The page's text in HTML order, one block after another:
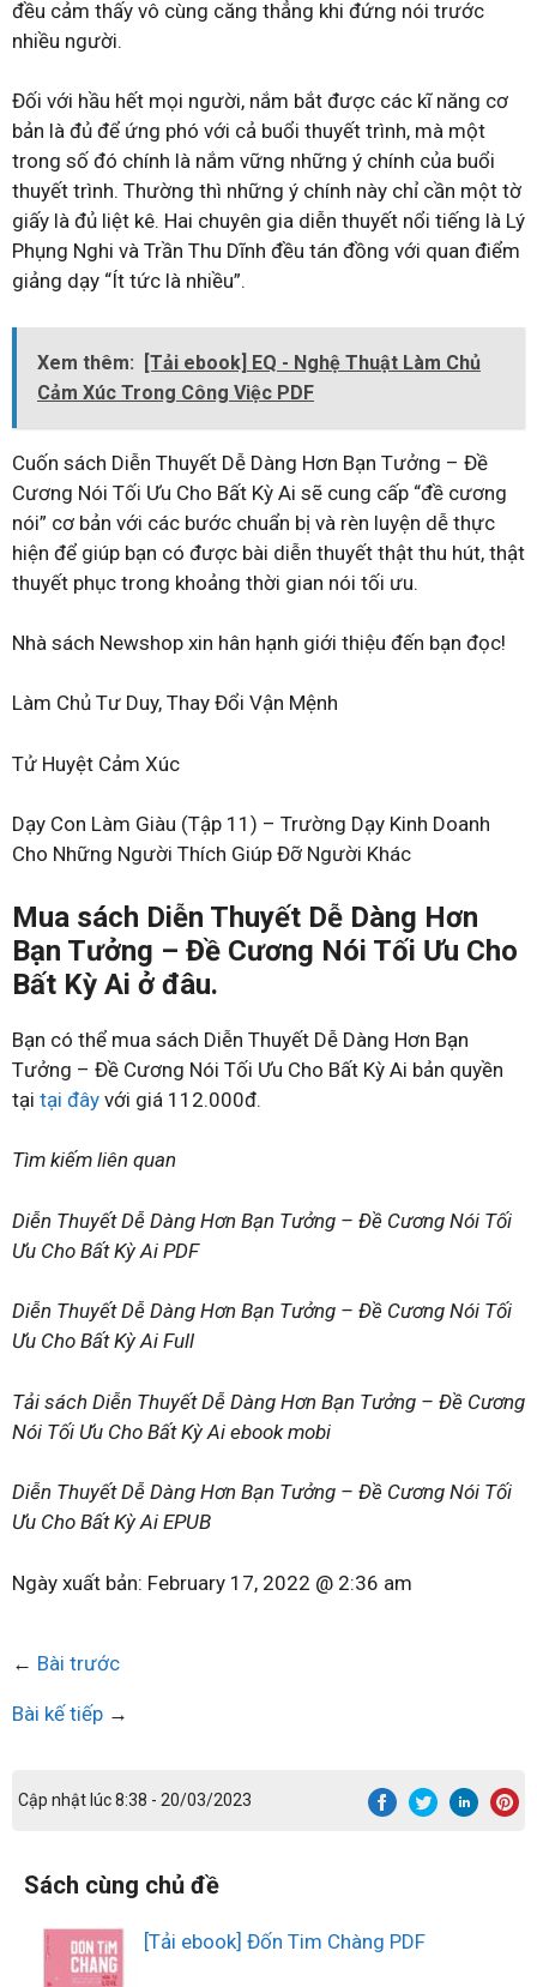
đều cảm thấy vô cùng căng thẳng khi đứng nói trước
nhiều người.
Đối với hầu hết mọi người, nắm bắt được các kĩ năng cơ
bản là đủ để ứng phó với cả buổi thuyết trình, mà một
trong số đó chính là nắm vững những ý chính của buổi
thuyết trình. Thường thì những ý chính này chỉ cần một tờ
giấy là đủ liệt kê. Hai chuyên gia diễn thuyết nổi tiếng là Lý
Phụng Nghi và Trần Thu Dĩnh đều tán đồng với quan điểm
giảng dạy “Ít tức là nhiều”.
Xem thêm:
[Tải ebook] EQ - Nghệ Thuật Làm Chủ
Cảm Xúc Trong Công Việc PDF
Cuốn sách Diễn Thuyết Dễ Dàng Hơn Bạn Tưởng – Đề
Cương Nói Tối Ưu Cho Bất Kỳ Ai sẽ cung cấp “đề cương
nói” cơ bản với các bước chuẩn bị và rèn luyện dễ thực
hiện để giúp bạn có được bài diễn thuyết thật thu hút, thật
thuyết phục trong khoảng thời gian nói tối ưu.
Nhà sách Newshop xin hân hạnh giới thiệu đến bạn đọc!
Làm Chủ Tư Duy, Thay Đổi Vận Mệnh
Tử Huyệt Cảm Xúc
Dạy Con Làm Giàu (Tập 11) – Trường Dạy Kinh Doanh
Cho Những Người Thích Giúp Đỡ Người Khác
Mua sách Diễn Thuyết Dễ Dàng Hơn
Bạn Tưởng – Đề Cương Nói Tối Ưu Cho
Bất Kỳ Ai ở đâu.
Bạn có thể mua sách Diễn Thuyết Dễ Dàng Hơn Bạn
Tưởng – Đề Cương Nói Tối Ưu Cho Bất Kỳ Ai bản quyền
tại tại đây với giá 112.000đ.
Tìm kiếm liên quan
Diễn Thuyết Dễ Dàng Hơn Bạn Tưởng – Đề Cương Nói Tối
Ưu Cho Bất Kỳ Ai PDF
Diễn Thuyết Dễ Dàng Hơn Bạn Tưởng – Đề Cương Nói Tối
Ưu Cho Bất Kỳ Ai Full
Tải sách Diễn Thuyết Dễ Dàng Hơn Bạn Tưởng – Đề Cương
Nói Tối Ưu Cho Bất Kỳ Ai ebook mobi
Diễn Thuyết Dễ Dàng Hơn Bạn Tưởng – Đề Cương Nói Tối
Ưu Cho Bất Kỳ Ai EPUB
Ngày xuất bản: February 17, 2022 @ 2:36 am
← Bài trước
Bài kế tiếp →
Cập nhật lúc 8:38 - 20/03/2023
Sách cùng chủ đề
[Tải ebook] Đốn Tim Chàng PDF